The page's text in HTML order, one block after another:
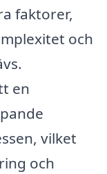
faktorer,
och
en
vilket
och